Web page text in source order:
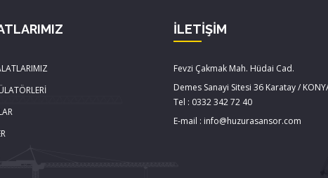
İLETİŞİM
Fevzi Çakmak Mah. Hüdai Cad.
Demes Sanayi Sitesi 36 Karatay /
Tel : 0332 342 72 40
E-mail : info@huzurasansor.com